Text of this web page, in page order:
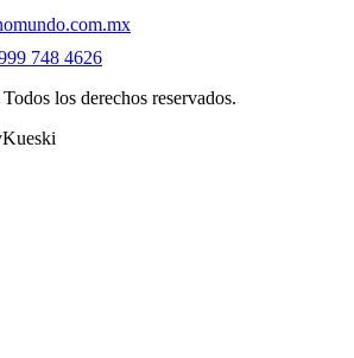
748 4626
los derechos reservados.
Kueski